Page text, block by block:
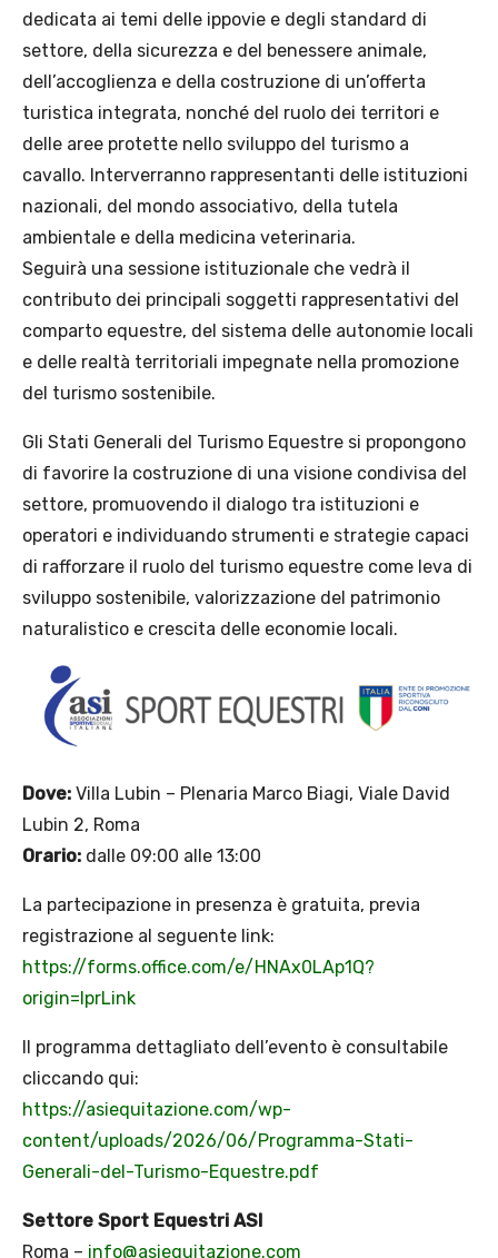
dedicata ai temi delle ippovie e degli standard di
settore, della sicurezza e del benessere animale,
dell’accoglienza e della costruzione di un’offerta
turistica integrata, nonché del ruolo dei territori e
delle aree protette nello sviluppo del turismo a
cavallo. Interverranno rappresentanti delle istituzioni
nazionali, del mondo associativo, della tutela
ambientale e della medicina veterinaria.
Seguirà una sessione istituzionale che vedrà il
contributo dei principali soggetti rappresentativi del
comparto equestre, del sistema delle autonomie locali
e delle realtà territoriali impegnate nella promozione
del turismo sostenibile.
Gli Stati Generali del Turismo Equestre si propongono
di favorire la costruzione di una visione condivisa del
settore, promuovendo il dialogo tra istituzioni e
operatori e individuando strumenti e strategie capaci
di rafforzare il ruolo del turismo equestre come leva di
sviluppo sostenibile, valorizzazione del patrimonio
naturalistico e crescita delle economie locali.
Dove: Villa Lubin – Plenaria Marco Biagi, Viale David
Lubin 2, Roma
Orario: dalle 09:00 alle 13:00
La partecipazione in presenza è gratuita, previa
registrazione al seguente link:
https://forms.office.com/e/HNAx0LAp1Q?
origin=lprLink
Il programma dettagliato dell’evento è consultabile
cliccando qui:
https://asiequitazione.com/wp-
content/uploads/2026/06/Programma-Stati-
Generali-del-Turismo-Equestre.pdf
Settore Sport Equestri ASI
Roma – info@asiequitazione.com